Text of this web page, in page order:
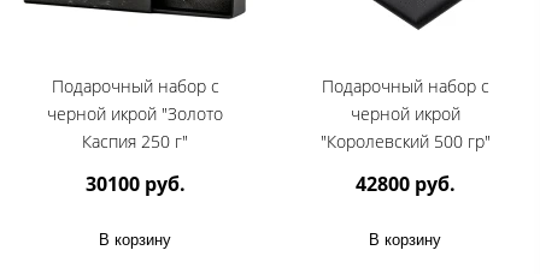
Подарочный набор с
черной икрой "Золото
Каспия 250 г"
30100 руб.
В корзину
Подарочный набор с
черной икрой
"Королевский 500 гр"
42800 руб.
В корзину